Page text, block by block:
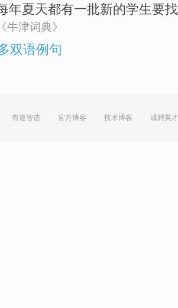
年夏天都有一批新的学生要找
《牛津词典》
双语例句
有道智选 官方博客 技术博客 诚聘英才